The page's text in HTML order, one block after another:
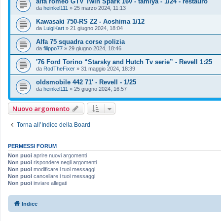
da heinkel111 » 25 marzo 2024, 11:13
Kawasaki 750-RS Z2 - Aoshima 1/12
da LuigiKart » 21 giugno 2024, 18:04
Alfa 75 squadra corse polizia
da filippo77 » 29 giugno 2024, 18:46
'76 Ford Torino “Starsky and Hutch Tv serie” - Revell 1:25
da RodTheFixer » 31 maggio 2024, 18:39
oldsmobile 442 71' - Revell - 1/25
da heinkel111 » 25 giugno 2024, 16:57
Nuovo argomento
Torna all’Indice della Board
PERMESSI FORUM
Non puoi aprire nuovi argomenti
Non puoi rispondere negli argomenti
Non puoi modificare i tuoi messaggi
Non puoi cancellare i tuoi messaggi
Non puoi inviare allegati
Indice